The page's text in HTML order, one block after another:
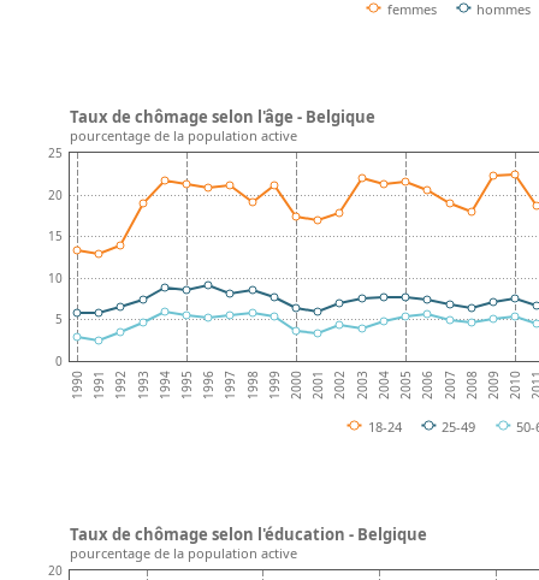
femmes hommes
1990 1991 1992 1993 1994 1995 1996 1997 1998 1999 2000 2001 2002 2003 2004 2005 2006 2007 2008 2009 2010
0
5
10
15
20
25
18-24 25-49
Taux de chômage selon l'âge - Belgique
pourcentage de la population active
20
Taux de chômage selon l'éducation - Belgique
pourcentage de la population active